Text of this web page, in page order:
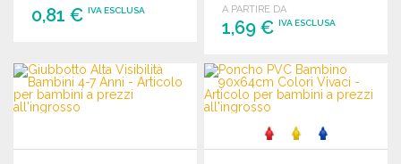
0,81 € IVA ESCLUSA
Richiedi un preventivo
all'aperto.
A PARTIRE DA
1,69 €IVA ESCLUSA
ORDINARE
Richiedi un preventivo